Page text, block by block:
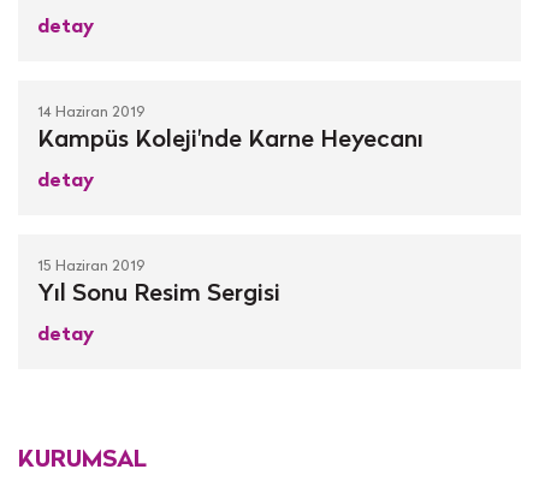
detay
14 Haziran 2019
Kampüs Koleji'nde Karne Heyecanı
detay
15 Haziran 2019
Yıl Sonu Resim Sergisi
detay
KURUMSAL